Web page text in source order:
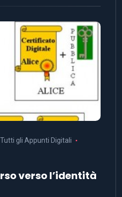
Tutti gli Appunti Digitali
verso l’identità